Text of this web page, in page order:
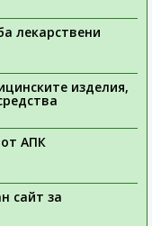
лекарствени
изделия,
АПК
сайт за